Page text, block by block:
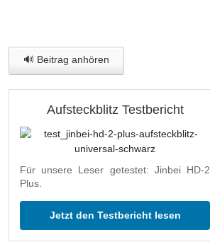
🔊 Beitrag anhören
Aufsteckblitz Testbericht
Für unsere Leser getestet: Jinbei HD-2
Plus.
Jetzt den Testbericht lesen